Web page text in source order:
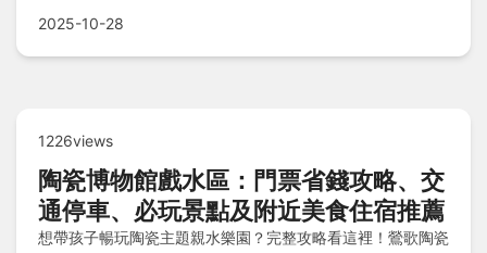
2025-10-28
1226views
陶瓷博物館戲水區：門票省錢攻略、交
通停車、必玩景點及附近美食住宿推薦
想帶孩子暢玩陶瓷主題親水樂園？完整攻略看這裡！鶯歌陶瓷